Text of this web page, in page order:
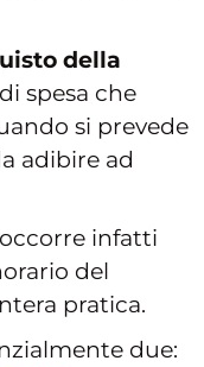
della
spesa che
si prevede
adibire ad
infatti
del
pratica.
due: